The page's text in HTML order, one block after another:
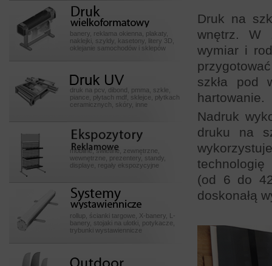
Druk
wielkoformatowy
banery, reklama okienna, plakaty,
naklejki, szyldy, kasetony, litery 3D,
oklejanie samochodów i sklepów
druk na pcv, dibond, pmma, szkle,
piance, płytach mdf, sklejce, płytkach
ceramicznych, skóry, inne
Ekspozytory POSssss
mobilne, świetlne, zewnętrzne,
wewnętrzne, prezentery, standy,
displaye, regały ekspozycyjne
Systemy
wystawiennicze
rollup, ścianki targowe, X-banery, L-
banery, stojaki na ulotki, potykacze,
trybunki wystawiennicze
Druk na
wnętrz. W
wymiar i
szkła pod
hartowanie.
Nadruk
druku na
(od 6 do
doskonałą